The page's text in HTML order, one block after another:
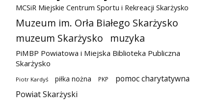
MCSiR Miejskie Centrum Sportu i Rekreacji Skarżysko
Muzeum im. Orła Białego Skarżysko
muzeum Skarżysko
muzyka
PiMBP Powiatowa i Miejska Biblioteka Publiczna
Skarżysko
Piotr Kardyś piłka nożna PKP
pomoc charytatywna
Powiat Skarżyski